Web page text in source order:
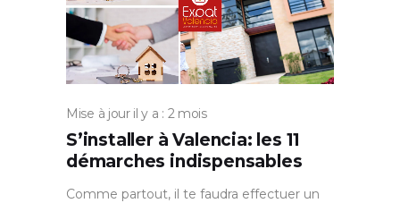
Mise à jour il y a : 2 mois
S’installer à Valencia: les 11
démarches indispensables
Comme partout, il te faudra effectuer un